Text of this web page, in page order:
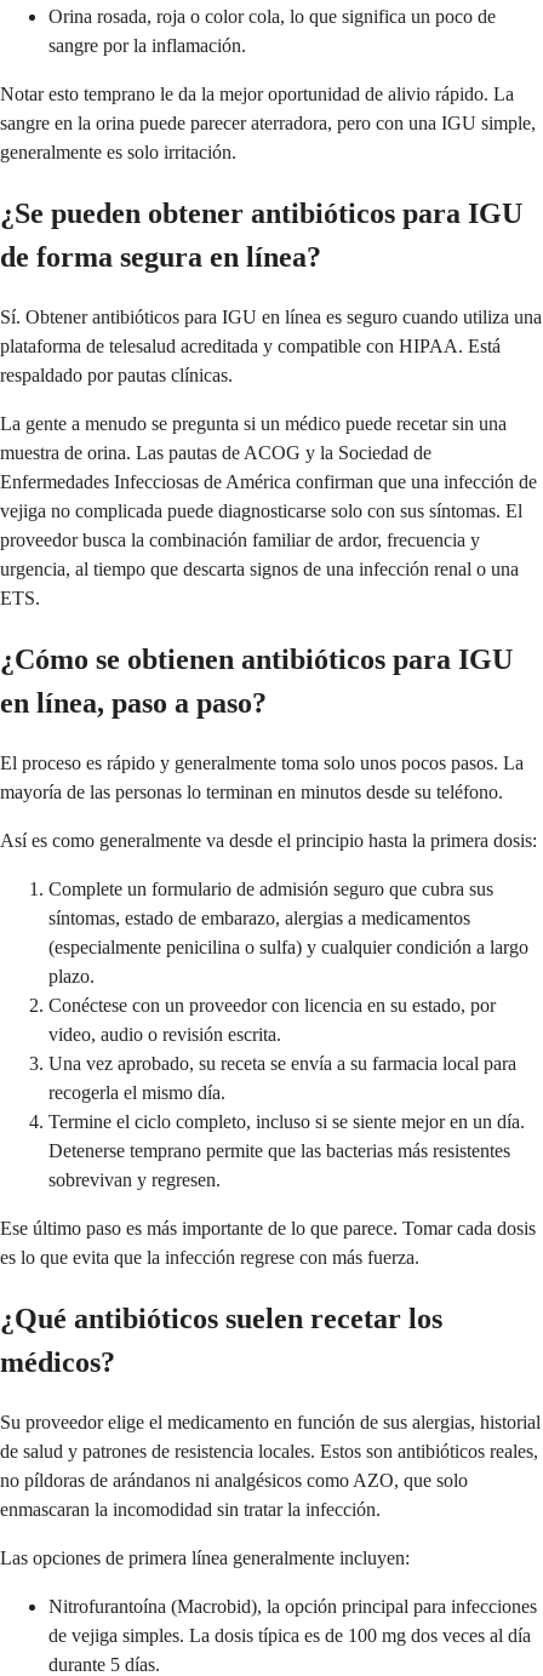
Orina rosada, roja o color cola, lo que significa un poco de
sangre por la inflamación.
Notar esto temprano le da la mejor oportunidad de alivio rápido. La
sangre en la orina puede parecer aterradora, pero con una IGU simple,
generalmente es solo irritación.
¿Se pueden obtener antibióticos para IGU
de forma segura en línea?
Sí. Obtener antibióticos para IGU en línea es seguro cuando utiliza una
plataforma de telesalud acreditada y compatible con HIPAA. Está
respaldado por pautas clínicas.
La gente a menudo se pregunta si un médico puede recetar sin una
muestra de orina. Las pautas de ACOG y la Sociedad de
Enfermedades Infecciosas de América confirman que una infección de
vejiga no complicada puede diagnosticarse solo con sus síntomas. El
proveedor busca la combinación familiar de ardor, frecuencia y
urgencia, al tiempo que descarta signos de una infección renal o una
ETS.
¿Cómo se obtienen antibióticos para IGU
en línea, paso a paso?
El proceso es rápido y generalmente toma solo unos pocos pasos. La
mayoría de las personas lo terminan en minutos desde su teléfono.
Así es como generalmente va desde el principio hasta la primera dosis:
Complete un formulario de admisión seguro que cubra sus
síntomas, estado de embarazo, alergias a medicamentos
(especialmente penicilina o sulfa) y cualquier condición a largo
plazo.
Conéctese con un proveedor con licencia en su estado, por
video, audio o revisión escrita.
Una vez aprobado, su receta se envía a su farmacia local para
recogerla el mismo día.
Termine el ciclo completo, incluso si se siente mejor en un día.
Detenerse temprano permite que las bacterias más resistentes
sobrevivan y regresen.
Ese último paso es más importante de lo que parece. Tomar cada dosis
es lo que evita que la infección regrese con más fuerza.
¿Qué antibióticos suelen recetar los
médicos?
Su proveedor elige el medicamento en función de sus alergias, historial
de salud y patrones de resistencia locales. Estos son antibióticos reales,
no píldoras de arándanos ni analgésicos como AZO, que solo
enmascaran la incomodidad sin tratar la infección.
Las opciones de primera línea generalmente incluyen:
Nitrofurantoína (Macrobid), la opción principal para infecciones
de vejiga simples. La dosis típica es de 100 mg dos veces al día
durante 5 días.